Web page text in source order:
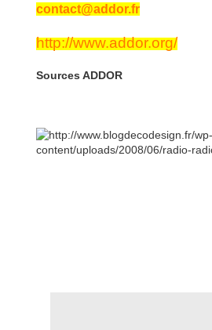
contact@addor.fr
http://www.addor.org/
Sources ADDOR